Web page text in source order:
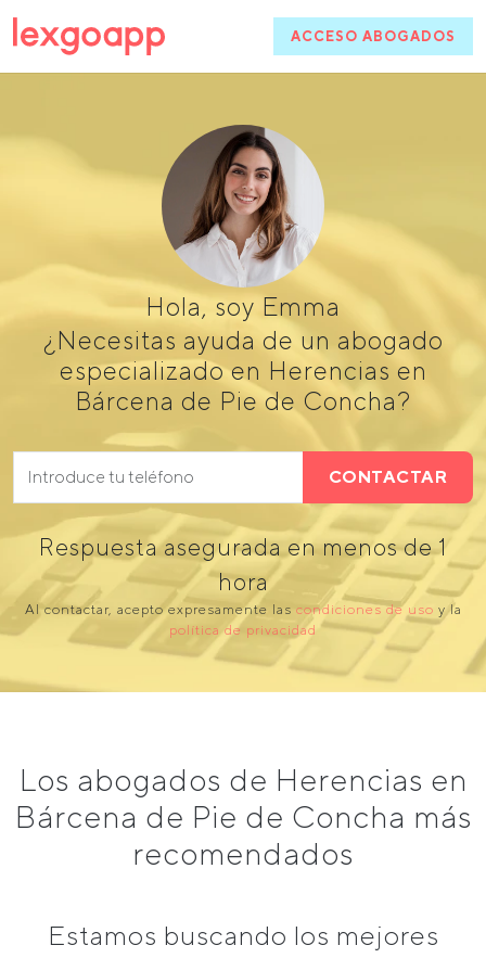
ACCESO ABOGADOS
Hola, soy Emma
¿Necesitas ayuda de un abogado
especializado en Herencias en
Bárcena de Pie de Concha?
CONTACTAR
Respuesta asegurada en menos de 1
hora
Al contactar, acepto expresamente las condiciones de uso y la
política de privacidad
Los abogados de Herencias en
Bárcena de Pie de Concha más
recomendados
Estamos buscando los mejores